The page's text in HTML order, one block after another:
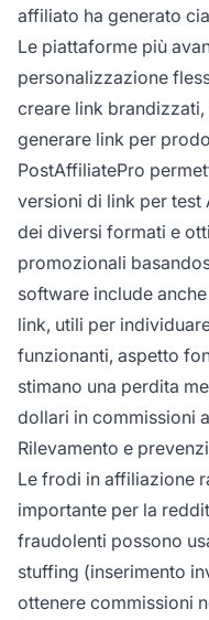
affiliato ha generato
Le piattaforme più
personalizzazione
creare link
generare link per
PostAffiliatePro
versioni di link per
dei diversi formati e
promozionali
software include
link, utili per
funzionanti, aspetto
stimano una perdita
dollari in commissioni
Rilevamento e
Le frodi in affiliazione
importante per la
fraudolenti possono
stuffing (inserimento
ottenere commissioni